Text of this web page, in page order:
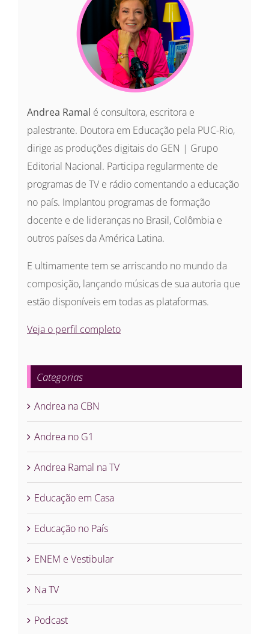
Andrea Ramal é consultora, escritora e
palestrante. Doutora em Educação pela PUC-Rio,
dirige as produções digitais do GEN | Grupo
Editorial Nacional. Participa regularmente de
programas de TV e rádio comentando a educação
no país. Implantou programas de formação
docente e de lideranças no Brasil, Colômbia e
outros países da América Latina.
E ultimamente tem se arriscando no mundo da
composição, lançando músicas de sua autoria que
estão disponíveis em todas as plataformas.
Veja o perfil completo
Categorias
Andrea na CBN
Andrea no G1
Andrea Ramal na TV
Educação em Casa
Educação no País
ENEM e Vestibular
Na TV
Podcast